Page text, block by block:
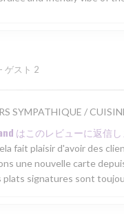
ゲスト 2
SYMPATHIQUE /
はこのレビューに返信し
fait plaisir d'avoir des
une nouvelle carte
plats signatures sont